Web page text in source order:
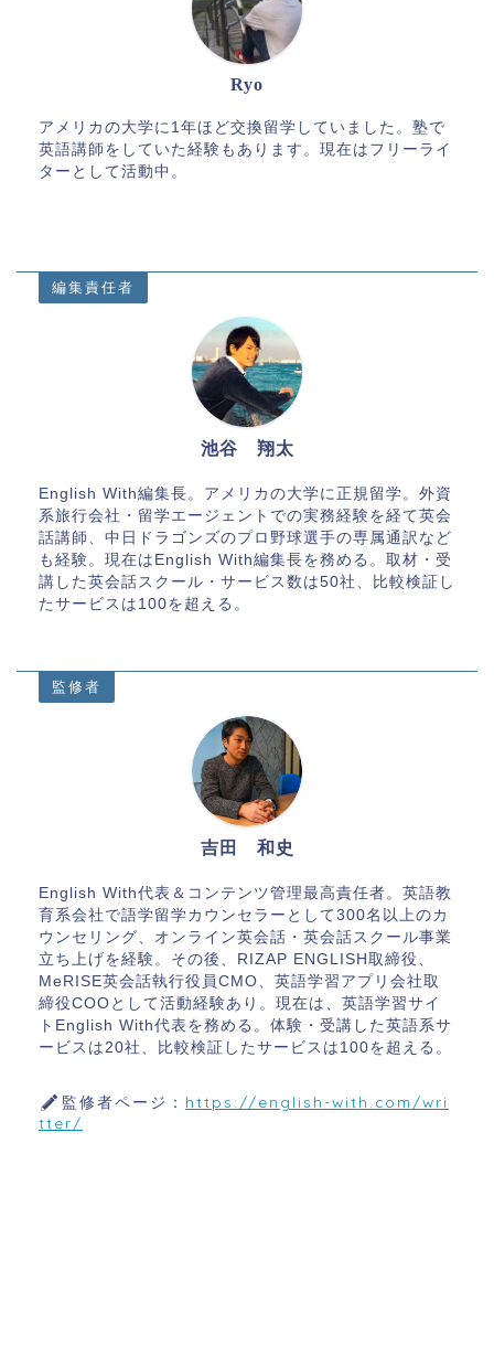
Ryo
アメリカの大学に1年ほど交換留学していました。塾で
英語講師をしていた経験もあります。現在はフリーライ
ターとして活動中。
編集責任者
池谷 翔太
English With編集長。アメリカの大学に正規留学。外資
系旅行会社・留学エージェントでの実務経験を経て英会
話講師、中日ドラゴンズのプロ野球選手の専属通訳など
も経験。現在はEnglish With編集長を務める。取材・受
講した英会話スクール・サービス数は50社、比較検証し
たサービスは100を超える。
監修者
吉田 和史
English With代表＆コンテンツ管理最高責任者。英語教
育系会社で語学留学カウンセラーとして300名以上のカ
ウンセリング、オンライン英会話・英会話スクール事業
立ち上げを経験。その後、RIZAP ENGLISH取締役、
MeRISE英会話執行役員CMO、英語学習アプリ会社取
締役COOとして活動経験あり。現在は、英語学習サイ
トEnglish With代表を務める。体験・受講した英語系サ
ービスは20社、比較検証したサービスは100を超える。
監修者ページ： https://english-with.com/wri
tter/